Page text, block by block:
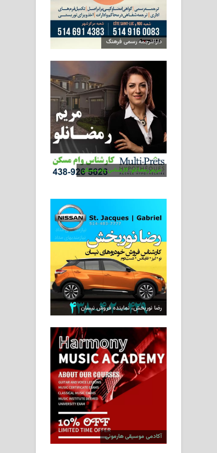
دارالترجمه رسمی فرهنگ
مریم رمضانلو، کارشناس وام مسکن
رضا نوربخش، نماینده فروش نیسان
آکادمی موسیقی هارمونی